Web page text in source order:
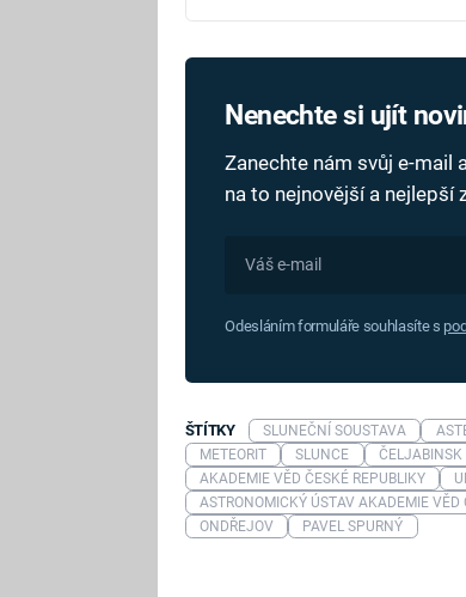
Nenechte si ujít
Zanechte nám svůj e-mail
na to nejnovější a nejlepší
Odesláním formuláře souhlasíte s
ŠTÍTKY SLUNEČNÍ SOUSTAVA
METEORIT
SLUNCE
ČELJABINSK
AKADEMIE VĚD ČESKÉ REPUBLIKY
ONDŘEJOV
PAVEL SPURNÝ